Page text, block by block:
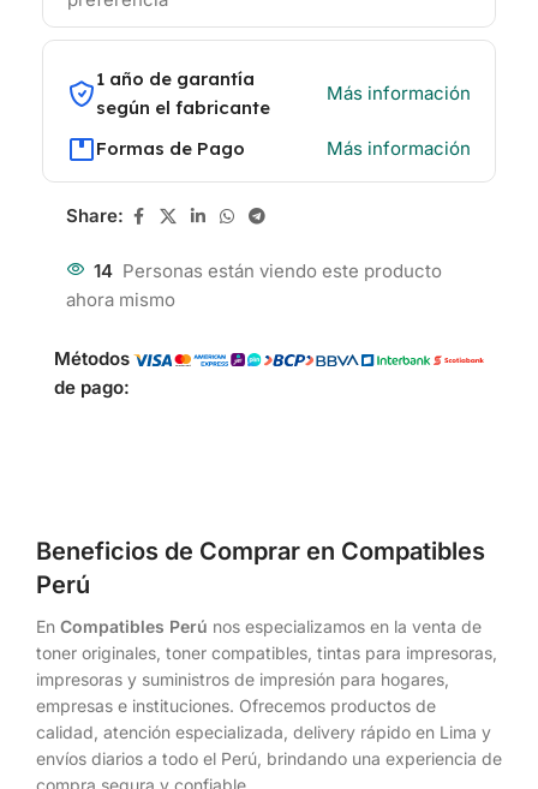
1 año de garantía
según el fabricante
Más información
Formas de Pago Más información
Share:
14 Personas están viendo este producto
ahora mismo
Métodos
de pago:
Beneficios de Comprar en Compatibles
Perú
En Compatibles Perú nos especializamos en la venta de
toner originales, toner compatibles, tintas para impresoras,
impresoras y suministros de impresión para hogares,
empresas e instituciones. Ofrecemos productos de
calidad, atención especializada, delivery rápido en Lima y
envíos diarios a todo el Perú, brindando una experiencia de
compra segura y confiable.